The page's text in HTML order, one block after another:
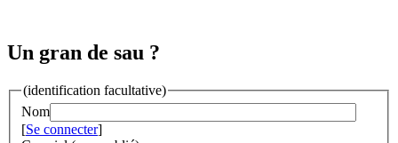
Un gran de sau ?
(identification facultative)
Nom
[Se connecter]